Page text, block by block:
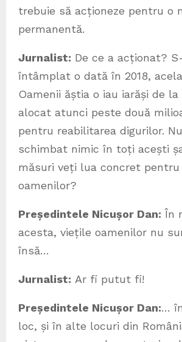
trebuie să acționeze pentru o
permanentă.
Jurnalist: De ce a acționat?
întâmplat o dată în 2018,
Oamenii ăștia o iau iarăși de
alocat atunci peste două
pentru reabilitarea digurilor.
schimbat nimic în toți acești
măsuri veți lua concret pentru
oamenilor?
Președintele Nicușor Dan: În
acesta, viețile oamenilor nu
însă…
Jurnalist: Ar fi putut fi!
Președintele Nicușor Dan:…
loc, și în alte locuri din